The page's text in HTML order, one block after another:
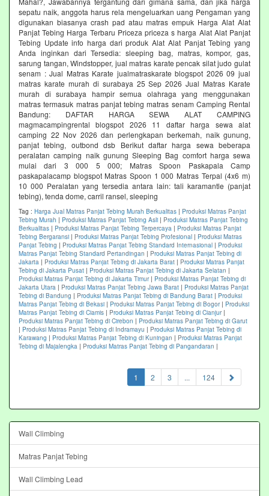
sepatu naik, anggota harus rela mengeluarkan uang Pengaman yang
digunakan biasanya crash pad atau matras empuk Harga Alat Alat
Panjat Tebing Harga Terbaru Priceza priceza s harga Alat Alat Panjat
Tebing Update info harga dari produk Alat Alat Panjat Tebing yang
Anda inginkan dari Tersedia: sleeping bag, matras, kompor, gas,
sarung tangan, Windstopper, jual matras karate pencak silat judo gulat
senam : Jual Matras Karate jualmatraskarate blogspot 2026 09 jual
matras karate murah di surabaya 25 Sep 2026 Jual Matras Karate
murah di surabaya hampir semua olahraga yang menggunakan
matras termasuk matras panjat tebing matras senam Camping Rental
Bandung: DAFTAR HARGA SEWA ALAT CAMPING
magmacampingrental blogspot 2026 11 daftar harga sewa alat
camping 22 Nov 2026 dan perlengkapan berkemah, naik gunung,
panjat tebing, outbond dsb Berikut daftar harga sewa beberapa
peralatan camping naik gunung Sleeping Bag comfort harga sewa
mulai dari 3 000 5 000; Matras Spoon Paskapala Camp
paskapalacamp blogspot Matras Spoon 1 000 Matras Terpal (4x6 m)
10 000 Peralatan yang tersedia antara lain: tali karamantle (panjat
tebing), tenda dome, carril ransel, sleeping
Tag : Harga Jual Matras Panjat Tebing Murah Berkualitas | Produksi Matras Panjat
Tebing Murah | Produksi Matras Panjat Tebing Asli | Produksi Matras Panjat Tebing
Berkualitas | Produksi Matras Panjat Tebing Terpercaya | Produksi Matras Panjat
Tebing Bergaransi | Produksi Matras Panjat Tebing Profesional | Produksi Matras
Panjat Tebing | Produksi Matras Panjat Tebing Standard Internasional | Produksi
Matras Panjat Tebing Standard Pertandingan | Produksi Matras Panjat Tebing di
Jakarta | Produksi Matras Panjat Tebing di Jakarta Barat | Produksi Matras Panjat
Tebing di Jakarta Pusat | Produksi Matras Panjat Tebing di Jakarta Selatan |
Produksi Matras Panjat Tebing di Jakarta Timur| Produksi Matras Panjat Tebing di
Jakarta Utara | Produksi Matras Panjat Tebing Jawa Barat | Produksi Matras Panjat
Tebing di Bandung | Produksi Matras Panjat Tebing di Bandung Barat | Produksi
Matras Panjat Tebing di Bekasi | Produksi Matras Panjat Tebing di Bogor| Produksi
Matras Panjat Tebing di Ciamis | Produksi Matras Panjat Tebing di Cianjur|
Produksi Matras Panjat Tebing di Cirebon | Produksi Matras Panjat Tebing di Garut
| Produksi Matras Panjat Tebing di Indramayu | Produksi Matras Panjat Tebing di
Karawang | Produksi Matras Panjat Tebing di Kuningan | Produksi Matras Panjat
Tebing di Majalengka | Produksi Matras Panjat Tebing di Pangandaran |
1 (current)
2 3 ... 124
Wall Climbing
Matras Panjat Tebing
Wall Climbing Lead